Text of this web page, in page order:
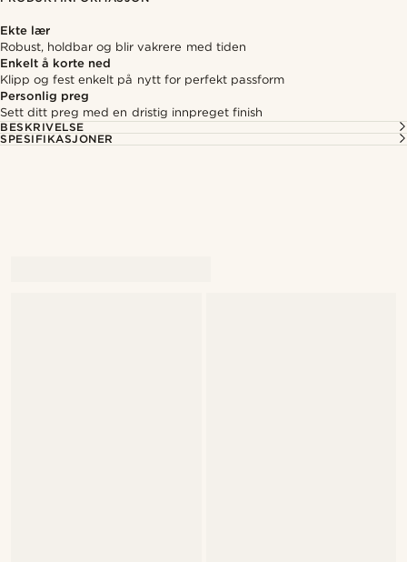
Ekte lær
Robust, holdbar og blir vakrere med tiden
Enkelt å korte ned
Klipp og fest enkelt på nytt for perfekt passform
Personlig preg
Sett ditt preg med en dristig innpreget finish
BESKRIVELSE
SPESIFIKASJONER